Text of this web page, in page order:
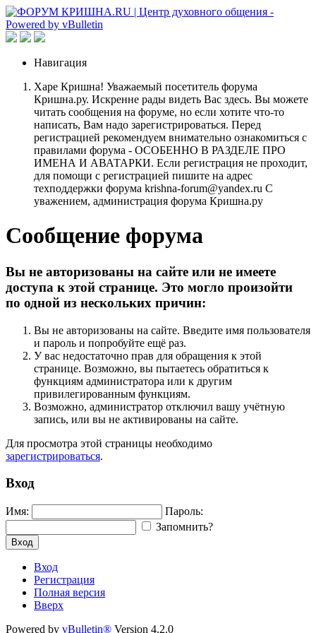
Навигация
Харе Кришна! Уважаемый посетитель форума
Кришна.ру. Искренне рады видеть Вас здесь. Вы можете
читать сообщения на форуме, но если хотите что-то
написать, Вам надо зарегистрироваться. Перед
регистрацией рекомендуем внимательно ознакомиться с
правилами форума - ОСОБЕННО В РАЗДЕЛЕ ПРО
ИМЕНА И АВАТАРКИ. Если регистрация не проходит,
для помощи с регистрацией пишите на адрес
техподдержки форума krishna-forum@yandex.ru С
уважением, администрация форума Кришна.ру
Сообщение форума
Вы не авторизованы на сайте или не имеете
доступа к этой странице. Это могло произойти
по одной из нескольких причин:
Вы не авторизованы на сайте. Введите имя пользователя
и пароль и попробуйте ещё раз.
У вас недостаточно прав для обращения к этой
странице. Возможно, вы пытаетесь обратиться к
функциям администратора или к другим
привилегированным функциям.
Возможно, администратор отключил вашу учётную
запись, или вы не активированы на сайте.
Для просмотра этой страницы необходимо
зарегистрироваться.
Вход
Имя:
Пароль:
Запомнить?
Вход
Вход
Регистрация
Полная версия
Вверх
Powered by vBulletin® Version 4.2.0